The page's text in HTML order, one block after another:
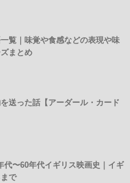
覧｜味覚や食感などの表現や味
まとめ
送った話【アーダール・カード
代〜60年代イギリス映画史｜イギ
で